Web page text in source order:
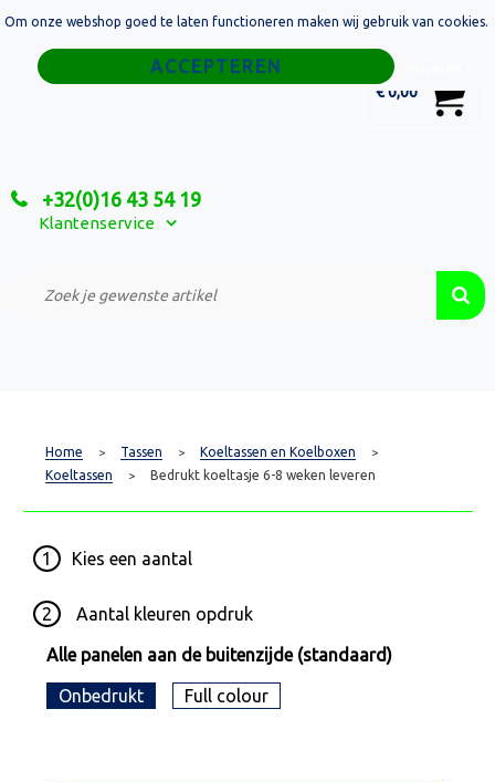
€ 0,00
+32(0)16 43 54 19
Klantenservice
Home
Relatiegeschenken
Custom Made Projecten
Home > Tassen > Koeltassen en Koelboxen >
Koeltassen > Bedrukt koeltasje 6-8 weken leveren
1 Kies een aantal
2 Aantal kleuren opdruk
Alle panelen aan de buitenzijde (standaard)
Onbedrukt Full colour
Om onze webshop goed te laten functioneren maken wij gebruik van cookies.